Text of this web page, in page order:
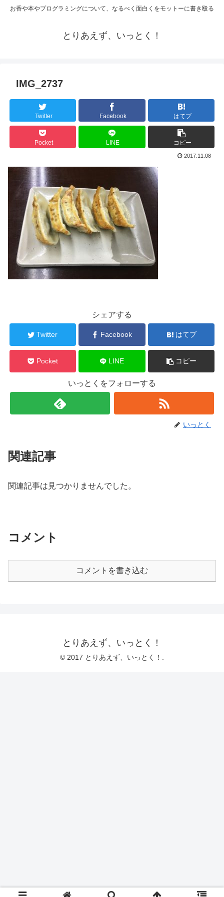
お香や本やプログラミングについて、なるべく面白くをモットーに書き殴る
とりあえず、いっとく！
IMG_2737
Twitter Facebook はてブ
Pocket LINE コピー
2017.11.08
シェアする
Twitter Facebook はてブ
Pocket LINE コピー
いっとくをフォローする
いっとく
関連記事
関連記事は見つかりませんでした。
コメント
コメントを書き込む
とりあえず、いっとく！
© 2017 とりあえず、いっとく！.